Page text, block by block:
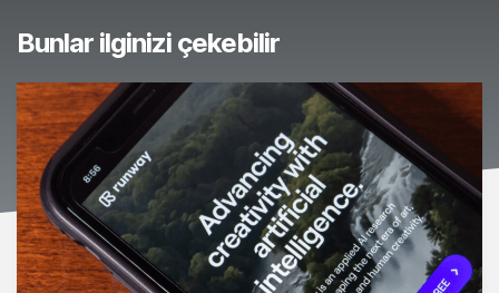
Bunlar ilginizi çekebilir